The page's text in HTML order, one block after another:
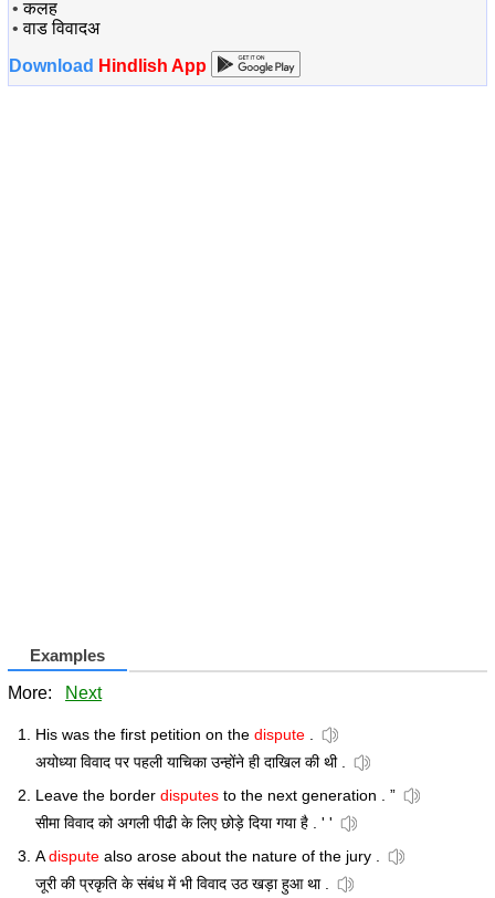
•कलह
•वाड विवादअ
Download Hindlish App
Examples
More: Next
His was the first petition on the dispute .
अयोध्या विवाद पर पहली याचिका उन्होंने ही दाखिल की थी .
Leave the border disputes to the next generation . ”
सीमा विवाद को अगली पीढी के लिए छोड़े दिया गया है . ' '
Adispute also arose about the nature of the jury .
जूरी की प्रकृति के संबंध में भी विवाद उठ खड़ा हुआ था .